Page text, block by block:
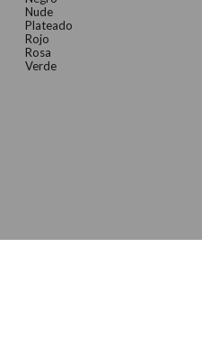
Nude
Plateado
Rojo
Rosa
Verde